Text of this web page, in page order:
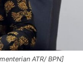
ATR/ BPN]